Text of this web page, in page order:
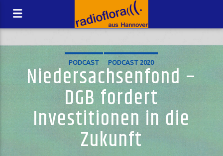
PODCAST PODCAST 2020
Niedersachsenfond –
DGB fordert
Investitionen in die
Zukunft